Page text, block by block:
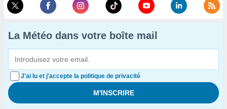
La Météo dans votre boîte mail
J'ai lu et j'accepte la politique de privacité